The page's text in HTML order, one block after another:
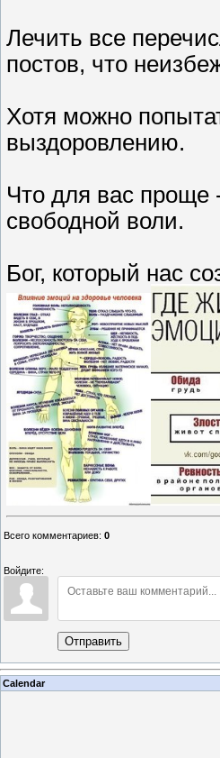
Лечить все
постов, что
Хотя можно
выздоровлению.
Что для вас проще
свободной воли.
Бог, который нас
Всего комментариев: 0
Войдите:
Отправить
Calendar